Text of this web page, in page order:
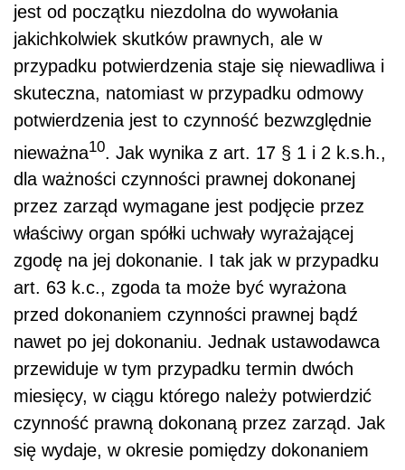
jest od początku niezdolna do wywołania
jakichkolwiek skutków prawnych, ale w
przypadku potwierdzenia staje się niewadliwa i
skuteczna, natomiast w przypadku odmowy
potwierdzenia jest to czynność bezwzględnie
nieważna10 . Jak wynika z art. 17 § 1 i 2 k.s.h.,
dla ważności czynności prawnej dokonanej
przez zarząd wymagane jest podjęcie przez
właściwy organ spółki uchwały wyrażającej
zgodę na jej dokonanie. I tak jak w przypadku
art. 63 k.c., zgoda ta może być wyrażona
przed dokonaniem czynności prawnej bądź
nawet po jej dokonaniu. Jednak ustawodawca
przewiduje w tym przypadku termin dwóch
miesięcy, w ciągu którego należy potwierdzić
czynność prawną dokonaną przez zarząd. Jak
się wydaje, w okresie pomiędzy dokonaniem